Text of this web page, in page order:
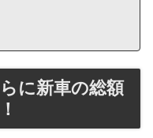
に新車の総額